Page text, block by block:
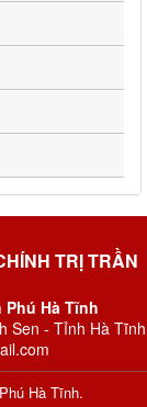
TRỊ TRẦN
Hà Tĩnh
Sen - Tỉnh Hà Tĩnh
Hà Tĩnh.